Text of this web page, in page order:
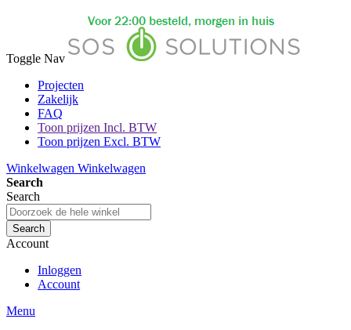
Toggle Nav
Projecten
Zakelijk
FAQ
Toon prijzen Incl. BTW
Toon prijzen Excl. BTW
Winkelwagen Winkelwagen
Search
Search
Search
Account
Inloggen
Account
Menu